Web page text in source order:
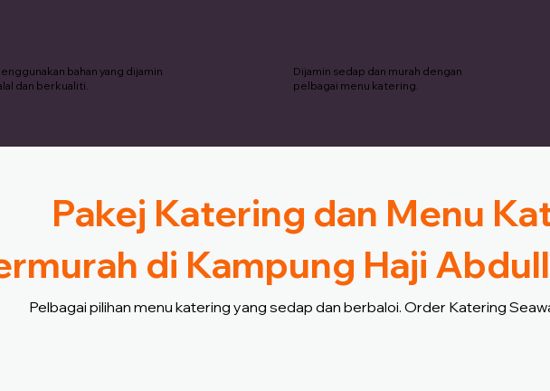
bahan yang dijamin
dan berkualiti.
Dijamin sedap dan murah dengan
pelbagai menu katering.
Pakej Katering dan Menu
di Kampung Haji
Pelbagai pilihan menu katering yang sedap dan berbaloi. Order Katering